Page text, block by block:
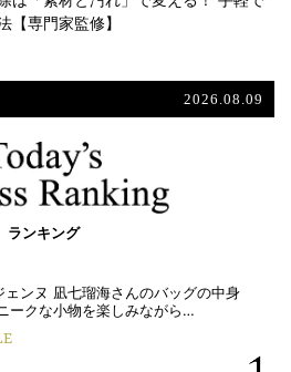
【専門家監修】
2026.08.09
ランキング
ェンヌ 凪七瑠海さんのバッグの中身
ークな小物を楽しみながら…